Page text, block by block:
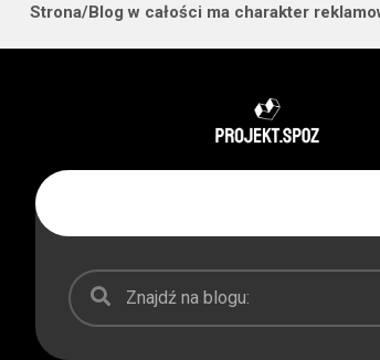
Strona/Blog w całości ma charakter